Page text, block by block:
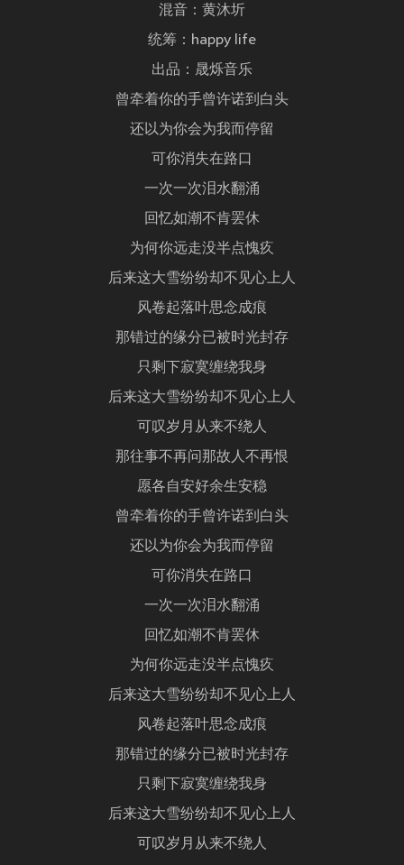
混音：黄沐圻
统筹：happy life
出品：晟烁音乐
曾牵着你的手曾许诺到白头
还以为你会为我而停留
可你消失在路口
一次一次泪水翻涌
回忆如潮不肯罢休
为何你远走没半点愧疚
后来这大雪纷纷却不见心上人
风卷起落叶思念成痕
那错过的缘分已被时光封存
只剩下寂寞缠绕我身
后来这大雪纷纷却不见心上人
可叹岁月从来不绕人
那往事不再问那故人不再恨
愿各自安好余生安稳
曾牵着你的手曾许诺到白头
还以为你会为我而停留
可你消失在路口
一次一次泪水翻涌
回忆如潮不肯罢休
为何你远走没半点愧疚
后来这大雪纷纷却不见心上人
风卷起落叶思念成痕
那错过的缘分已被时光封存
只剩下寂寞缠绕我身
后来这大雪纷纷却不见心上人
可叹岁月从来不绕人